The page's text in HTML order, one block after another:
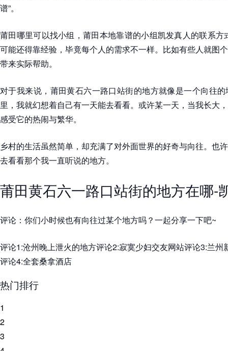
谱”。
莆田哪里可以找小组，莆田本地靠谱的小组凯发真人的联系
可能还得靠经验，毕竟每个人的需求不一样。比如有些人就图
带来实际帮助。
对于我来说，莆田黄石六一路口站街的地方就像是一个向往
里，我就幻想着自己有一天能去看看。或许某一天，当我长大
感受它的热闹与繁华。
乡村的生活虽然简单，却充满了对外面世界的好奇与向往。也
去看看那个我一直听说的地方。
莆田黄石六一路口站街的地方在哪-
评论：你们小时候也有向往过某个地方吗？一起分享一下吧~
评论1:沧州晚上泄火的地方评论2:寂寞少妇交友网站评论3:兰州
评论4:全套桑拿酒店
热门排行
1
2
3